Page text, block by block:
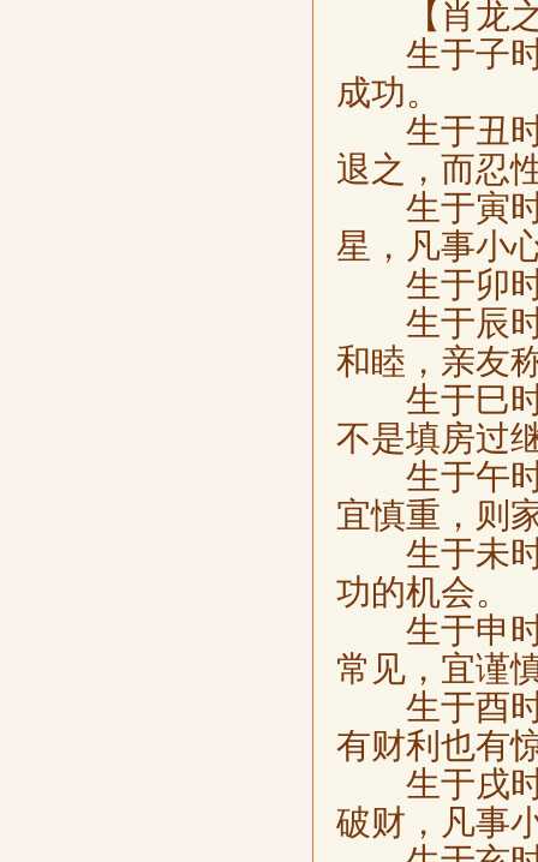
【肖龙之
生于子时
成功。
生于丑时
退之，而忍
生于寅时
星，凡事小
生于卯时
生于辰时
和睦，亲友
生于巳时
不是填房过
生于午时
宜慎重，则
生于未时
功的机会。
生于申时
常见，宜谨
生于酉时
有财利也有
生于戌时
破财，凡事